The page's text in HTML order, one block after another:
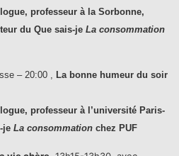
professeur à la Sorbonne,
du Que sais-je La consommation
– 20:00 , La bonne humeur du soir
professeur à l’université Paris-
je La consommation chez PUF